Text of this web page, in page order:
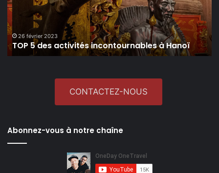
à
26 février 2023
TOP 5 des activités incontournables à Hanoï
CONTACTEZ-NOUS
Abonnez-vous à notre chaîne